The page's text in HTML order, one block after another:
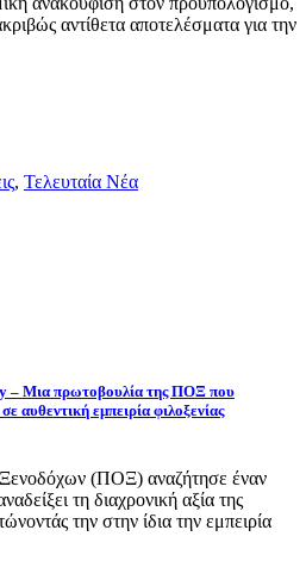
αντίθετα αποτελέσματα για την
, Τελευταία Νέα
– Μια πρωτοβουλία της ΠΟΞ που
αυθεντική εμπειρία φιλοξενίας
(ΠΟΞ) αναζήτησε έναν
τη διαχρονική αξία της
την στην ίδια την εμπειρία